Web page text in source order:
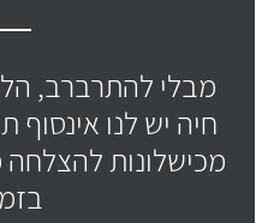
מבלי להתרברב,
חיה יש לנו אינסוף